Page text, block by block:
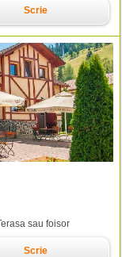
Scrie
sau foisor
Scrie